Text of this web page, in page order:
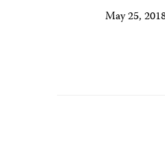
May 25,